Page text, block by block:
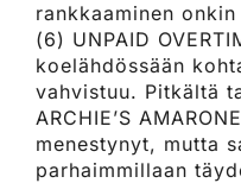
rankkaaminen
(6) UNPAID
koelähdössään
vahvistuu. Pitkältä
ARCHIE’S
menestynyt, mutta
parhaimmillaan